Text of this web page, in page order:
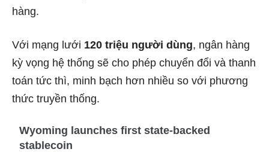
hàng.
Với mạng lưới 120 triệu người dùng, ngân hàng
kỳ vọng hệ thống sẽ cho phép chuyển đổi và thanh
toán tức thì, minh bạch hơn nhiều so với phương
thức truyền thống.
Wyoming launches first state-backed
stablecoin